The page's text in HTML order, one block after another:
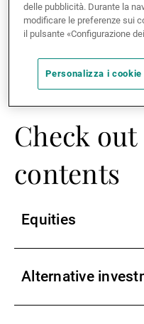
Novità e
Check
contents
Equities
Alternative
delle pubblicità. Durante la
modificare le preferenze sui
il pulsante «Configurazione
Personalizza i cookie